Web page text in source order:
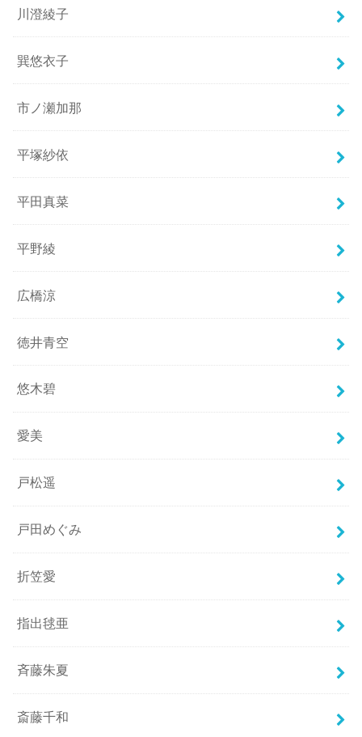
川澄綾子
巽悠衣子
市ノ瀬加那
平塚紗依
平田真菜
平野綾
広橋涼
徳井青空
悠木碧
愛美
戸松遥
戸田めぐみ
折笠愛
指出毬亜
斉藤朱夏
斎藤千和